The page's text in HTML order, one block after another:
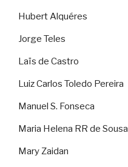
Hubert Alquéres
Jorge Teles
Laïs de Castro
Luiz Carlos Toledo Pereira
Manuel S. Fonseca
Maria Helena RR de Sousa
Mary Zaidan